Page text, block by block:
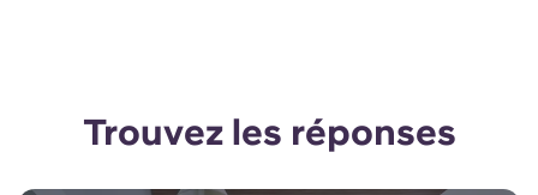
Trouvez les réponses